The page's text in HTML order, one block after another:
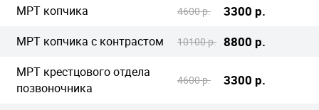
МРТ копчика 4600 р. 3300 р.
МРТ копчика с контрастом 10100 р. 8800 р.
МРТ крестцового отдела
позвоночника
4600 р. 3300 р.